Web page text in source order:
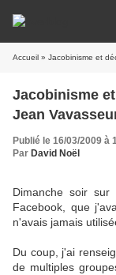
Accueil » Jacobinisme et
Jacobinisme
Jean
Publié le 16/03/2009 à
Par David Noël
Dimanche soir
Facebook, que
n'avais jamais
Du coup, j'ai
de multiples